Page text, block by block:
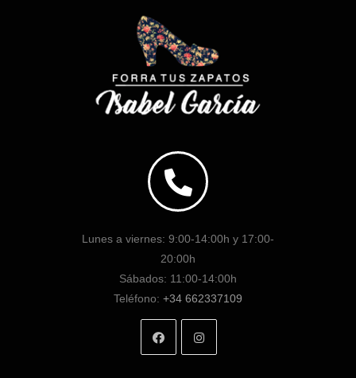
Lunes a viernes: 9:00-14:00h y 17:00-
20:00h
Sábados: 11:00-14:00h
Teléfono: +34 662337109